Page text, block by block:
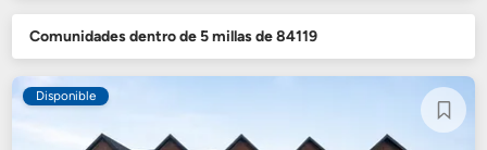
Comunidades dentro de 5 millas de 84119
Disponible